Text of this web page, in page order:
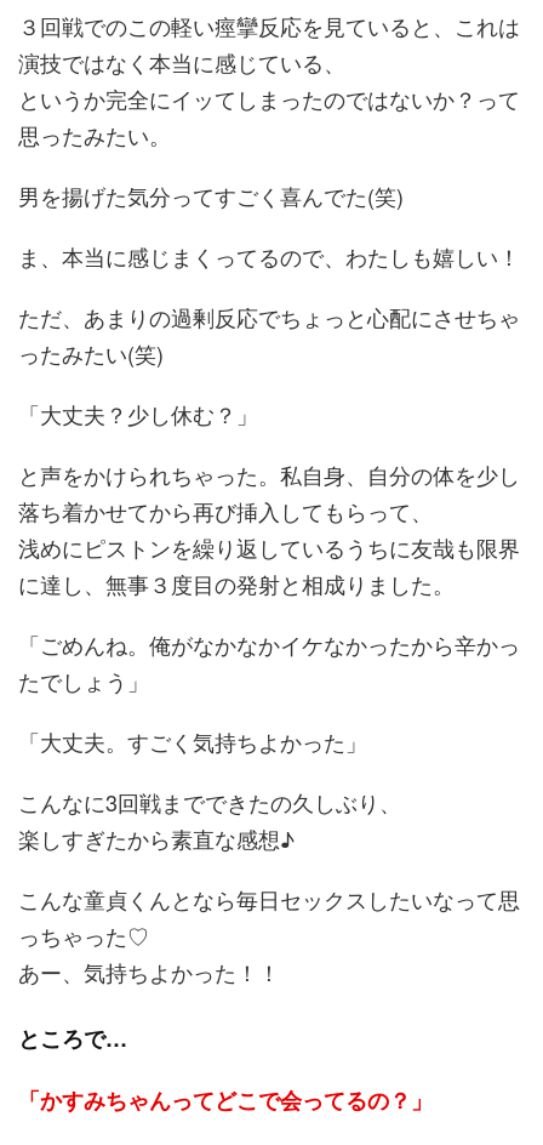
３回戦でのこの軽い痙攣反応を見ていると、これは
演技ではなく本当に感じている、
というか完全にイッてしまったのではないか？って
思ったみたい。
男を揚げた気分ってすごく喜んでた(笑)
ま、本当に感じまくってるので、わたしも嬉しい！
ただ、あまりの過剰反応でちょっと心配にさせちゃ
ったみたい(笑)
「大丈夫？少し休む？」
と声をかけられちゃった。私自身、自分の体を少し
落ち着かせてから再び挿入してもらって、
浅めにピストンを繰り返しているうちに友哉も限界
に達し、無事３度目の発射と相成りました。
「ごめんね。俺がなかなかイケなかったから辛かっ
たでしょう」
「大丈夫。すごく気持ちよかった」
こんなに3回戦までできたの久しぶり、
楽しすぎたから素直な感想♪
こんな童貞くんとなら毎日セックスしたいなって思
っちゃった♡
あー、気持ちよかった！！
ところで…
「かすみちゃんってどこで会ってるの？」